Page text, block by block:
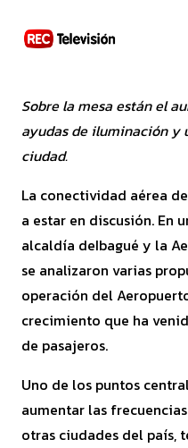
Sobre la mesa están el
ayudas de iluminación y
ciudad.
La conectividad aérea
a estar en discusión. En
alcaldía deIbagué y la
se analizaron varias
operación del
crecimiento que ha
de pasajeros.
Uno de los puntos
aumentar las
otras ciudades del país,